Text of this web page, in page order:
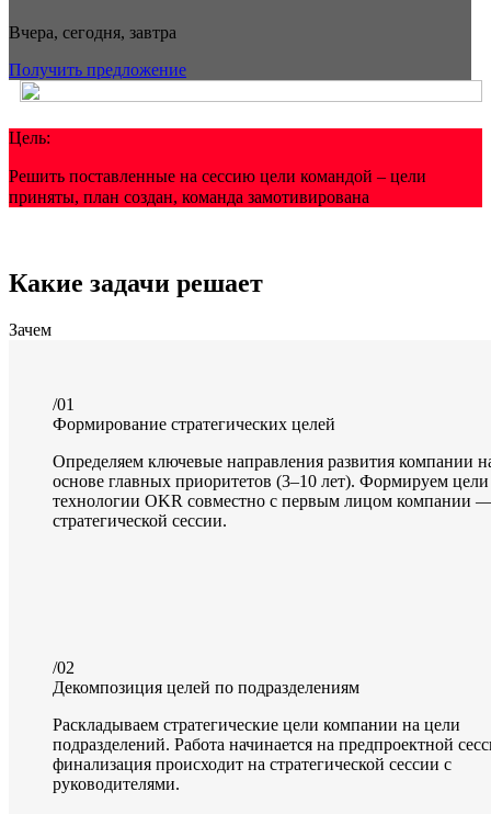
Вчера, сегодня, завтра
Получить предложение
Цель:
Решить поставленные на сессию цели командой – цели
приняты, план создан, команда замотивирована
Какие задачи решает
Зачем
/01
Формирование стратегических целей
Определяем ключевые направления развития компании
основе главных приоритетов (3–10 лет). Формируем
технологии OKR совместно с первым лицом компании
стратегической сессии.
/02
Декомпозиция целей по подразделениям
Раскладываем стратегические цели компании на цели
подразделений. Работа начинается на предпроектной
финализация происходит на стратегической сессии с
руководителями.